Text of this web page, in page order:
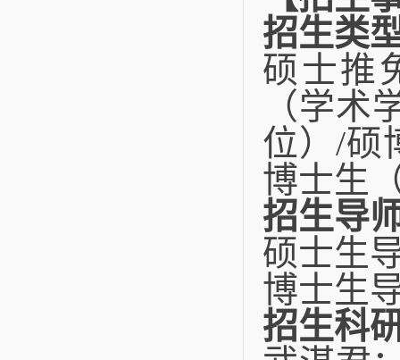
招生类
硕士推
（学术
位） /硕
博士生
招生导
硕士生
博士生
招生科